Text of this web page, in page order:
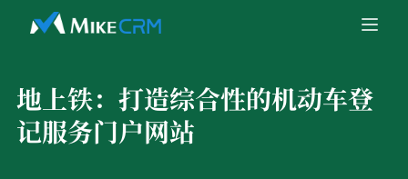
地上铁： 打造综合性的机动车登
记服务门户网站